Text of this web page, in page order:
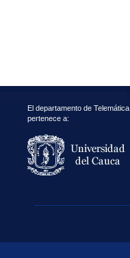
El departamento de Telemática
pertenece a: